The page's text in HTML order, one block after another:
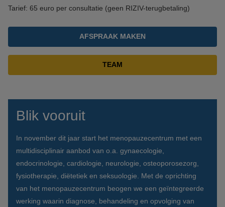
Tarief: 65 euro per consultatie (geen RIZIV-terugbetaling)
AFSPRAAK MAKEN
TEAM
Blik vooruit
In november dit jaar start het menopauzecentrum met een
multidisciplinair aanbod van o.a. gynaecologie,
endocrinologie, cardiologie, neurologie, osteoporosezorg,
fysiotherapie, diëtetiek en seksuologie. Met de oprichting
van het menopauzecentrum beogen we een geïntegreerde
werking waarin diagnose, behandeling en opvolging van